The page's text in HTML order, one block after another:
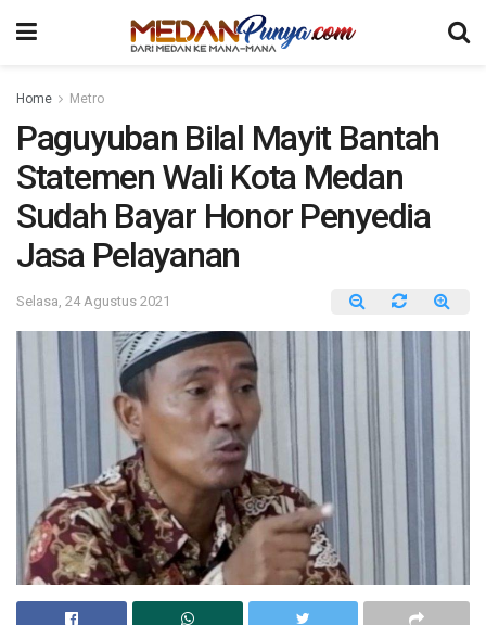
Home Metro
Paguyuban Bilal Mayit Bantah
Statemen Wali Kota Medan
Sudah Bayar Honor Penyedia
Jasa Pelayanan
Selasa, 24 Agustus 2021